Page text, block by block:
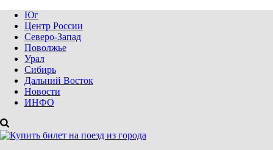
Юг
Центр России
Северо-Запад
Поволжье
Урал
Сибирь
Дальний Восток
Новости
ИНФО